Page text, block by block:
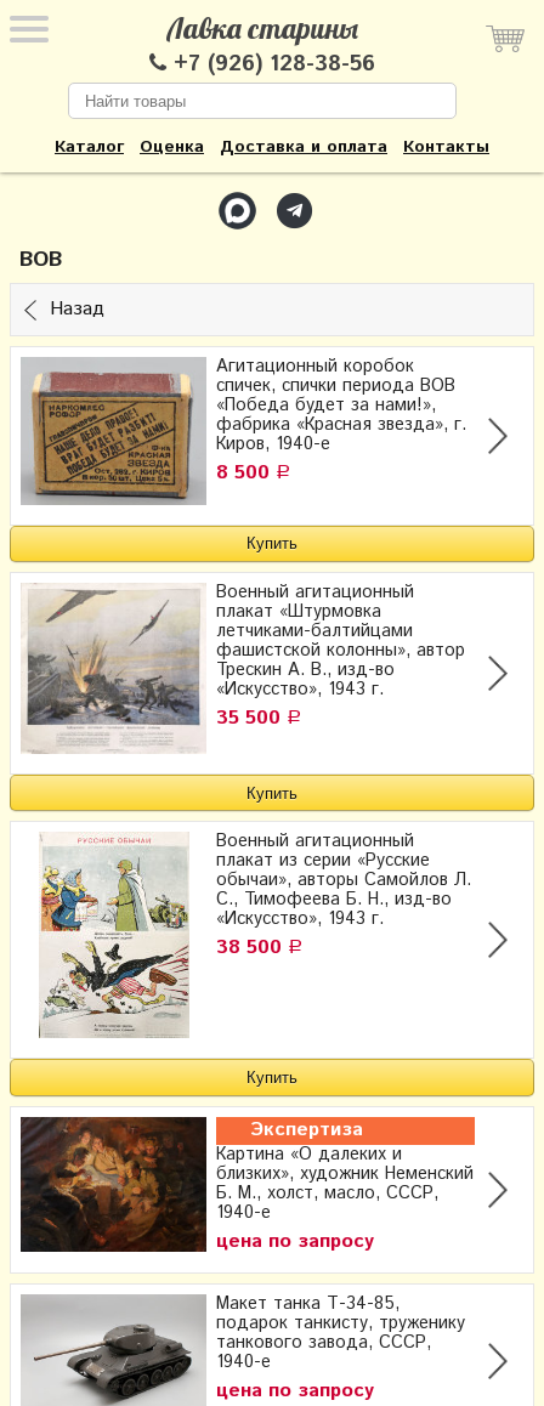
Лавка старины
+7 (926) 128-38-56
Каталог Оценка Доставка и оплата Контакты
ВОВ
Назад
Агитационный коробок
спичек, спички периода ВОВ
«Победа будет за нами!»,
фабрика «Красная звезда», г.
Киров, 1940-е
8 500 Р
Военный агитационный
плакат «Штурмовка
летчиками-балтийцами
фашистской колонны», автор
Трескин А. В., изд-во
«Искусство», 1943 г.
35 500 Р
Военный агитационный
плакат из серии «Русские
обычаи», авторы Самойлов Л.
С., Тимофеева Б. Н., изд-во
«Искусство», 1943 г.
38 500 Р
Экспертиза
Картина «О далеких и
близких», художник Неменский
Б. М., холст, масло, СССР,
1940-е
цена по запросу
Макет танка Т-34-85,
подарок танкисту, труженику
танкового завода, СССР,
1940-е
цена по запросу